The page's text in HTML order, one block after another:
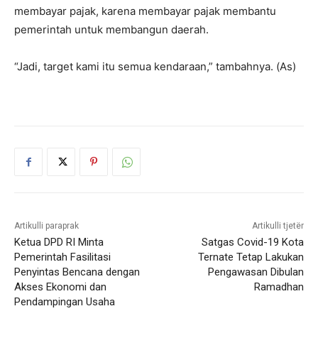
membayar pajak, karena membayar pajak membantu
pemerintah untuk membangun daerah.
“Jadi, target kami itu semua kendaraan,” tambahnya. (As)
Artikulli paraprak
Ketua DPD RI Minta
Pemerintah Fasilitasi
Penyintas Bencana dengan
Akses Ekonomi dan
Pendampingan Usaha
Artikulli tjetër
Satgas Covid-19 Kota
Ternate Tetap Lakukan
Pengawasan Dibulan
Ramadhan